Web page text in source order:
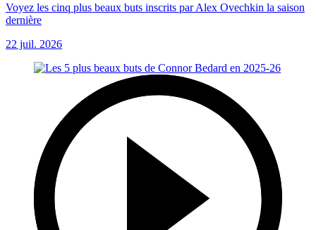
Voyez les cinq plus beaux buts inscrits par Alex Ovechkin la saison
dernière
22 juil. 2026